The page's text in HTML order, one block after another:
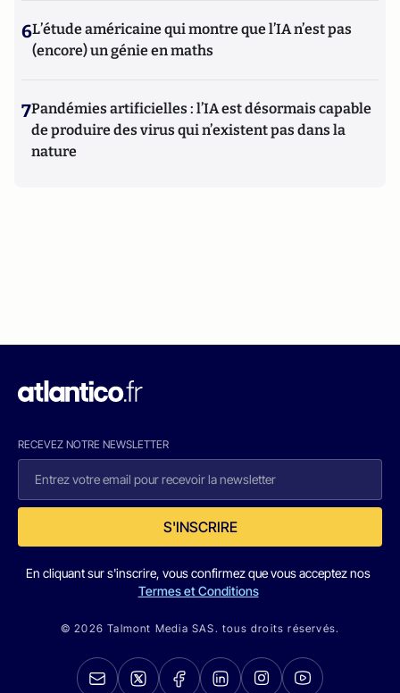
6L’étude américaine qui montre que l’IA n’est pas
(encore) un génie en maths
7Pandémies artificielles : l’IA est désormais capable
de produire des virus qui n’existent pas dans la
nature
RECEVEZ NOTRE NEWSLETTER
S'INSCRIRE
En cliquant sur s'inscrire, vous confirmez que vous acceptez nos
Termes et Conditions
© 2026 Talmont Media SAS. tous droits réservés.